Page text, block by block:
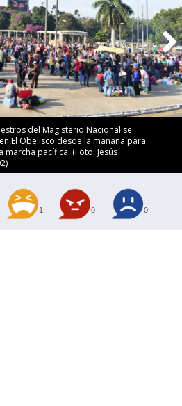
del Magisterio Nacional se
El Obelisco desde la mañana para
marcha pacífica. (Foto: Jesús
1 0 0